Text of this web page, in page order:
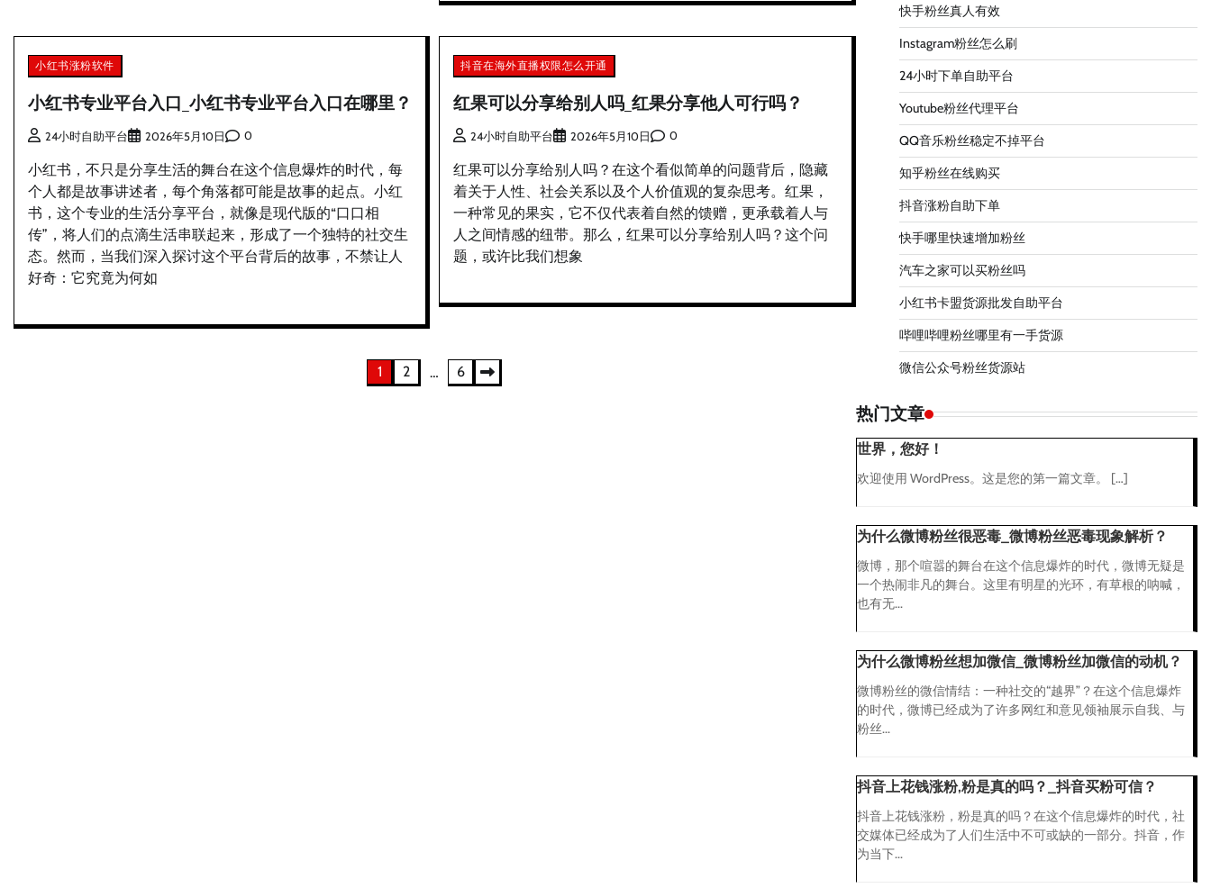
小红书涨粉软件
小红书专业平台入口_小红书专业平台入口在哪里？
24小时自助平台 2026年5月10日 0
小红书，不只是分享生活的舞台在这个信息爆炸的时代，每
个人都是故事讲述者，每个角落都可能是故事的起点。小红
书，这个专业的生活分享平台，就像是现代版的“口口相
传”，将人们的点滴生活串联起来，形成了一个独特的社交生
态。然而，当我们深入探讨这个平台背后的故事，不禁让人
好奇：它究竟为何如
抖音在海外直播权限怎么开通
红果可以分享给别人吗_红果分享他人可行吗？
24小时自助平台 2026年5月10日 0
红果可以分享给别人吗？在这个看似简单的问题背后，隐藏
着关于人性、社会关系以及个人价值观的复杂思考。红果，
一种常见的果实，它不仅代表着自然的馈赠，更承载着人与
人之间情感的纽带。那么，红果可以分享给别人吗？这个问
题，或许比我们想象
1 2 … 6
快手粉丝真人有效
Instagram粉丝怎么刷
24小时下单自助平台
Youtube粉丝代理平台
QQ音乐粉丝稳定不掉平台
知乎粉丝在线购买
抖音涨粉自助下单
快手哪里快速增加粉丝
汽车之家可以买粉丝吗
小红书卡盟货源批发自助平台
哔哩哔哩粉丝哪里有一手货源
微信公众号粉丝货源站
热门文章
世界，您好！
欢迎使用 WordPress。这是您的第一篇文章。 […]
为什么微博粉丝很恶毒_微博粉丝恶毒现象解析？
微博，那个喧嚣的舞台在这个信息爆炸的时代，微博无疑是
一个热闹非凡的舞台。这里有明星的光环，有草根的呐喊，
也有无...
为什么微博粉丝想加微信_微博粉丝加微信的动机？
微博粉丝的微信情结：一种社交的“越界”？在这个信息爆炸
的时代，微博已经成为了许多网红和意见领袖展示自我、与
粉丝...
抖音上花钱涨粉,粉是真的吗？_抖音买粉可信？
抖音上花钱涨粉，粉是真的吗？在这个信息爆炸的时代，社
交媒体已经成为了人们生活中不可或缺的一部分。抖音，作
为当下...